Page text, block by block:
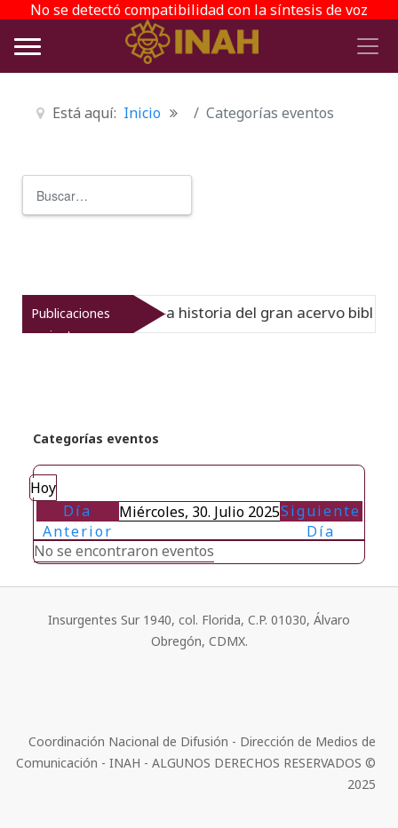
No se detectó compatibilidad con la síntesis de voz
Está aquí: Inicio Categorías eventos
Publicaciones
recientes
Virreinato muestra la historia del gran acervo
Categorías eventos
Hoy
Día
Anterior
Miércoles, 30. Julio 2025Siguiente
Día
No se encontraron eventos
Insurgentes Sur 1940, col. Florida, C.P. 01030, Álvaro
Obregón, CDMX.
Coordinación Nacional de Difusión - Dirección de Medios de
Comunicación - INAH - ALGUNOS DERECHOS RESERVADOS ©
2025